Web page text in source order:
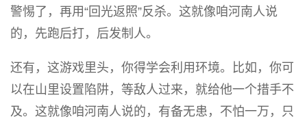
警惕了，再用“回光返照”反杀。这就像咱河南人说
的，先跑后打，后发制人。
还有，这游戏里头，你得学会利用环境。比如，你可
以在山里设置陷阱，等敌人过来，就给他一个措手不
及。这就像咱河南人说的，有备无患，不怕一万，只